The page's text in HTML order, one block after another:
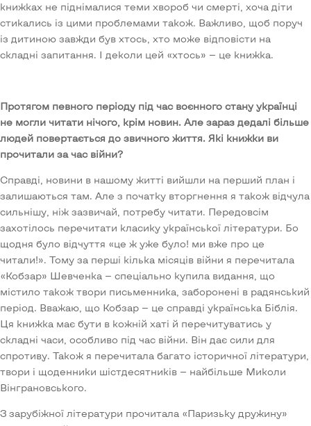
книжках не піднімалися теми хвороб чи смерті, хоча діти
стикались із цими проблемами також. Важливо, щоб поруч
із дитиною завжди був хтось, хто може відповісти на
складні запитання. І деколи цей «хтось» — це книжка.
Протягом певного періоду під час воєнного стану українці
не могли читати нічого, крім новин. Але зараз дедалі більше
людей повертається до звичного життя. Які книжки ви
прочитали за час війни?
Справді, новини в нашому житті вийшли на перший план і
залишаються там. Але з початку вторгнення я також відчула
сильнішу, ніж зазвичай, потребу читати. Передовсім
захотілось перечитати класику української літератури. Бо
щодня було відчуття «це ж уже було! ми вже про це
читали!». Тому за перші кілька місяців війни я перечитала
«Кобзар» Шевченка — спеціально купила видання, що
містило також твори письменника, заборонені в радянський
період. Вважаю, що Кобзар — це справді українська Біблія.
Ця книжка має бути в кожній хаті й перечитуватись у
складні часи, особливо під час війни. Він дає сили для
спротиву. Також я перечитала багато історичної літератури,
твори і щоденники шістдесятників — найбільше Миколи
Вінграновського.
З зарубіжної літератури прочитала «Паризьку дружину»